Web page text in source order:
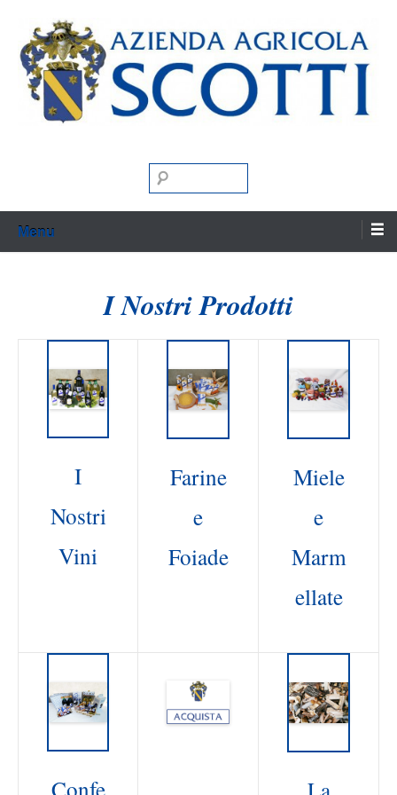
content
Azienda Agricola
Scotti
Search
Menu
I Nostri Prodotti
I
Nostri
Vini
Farine
e
Foiade
Miele
e
Marm
ellate